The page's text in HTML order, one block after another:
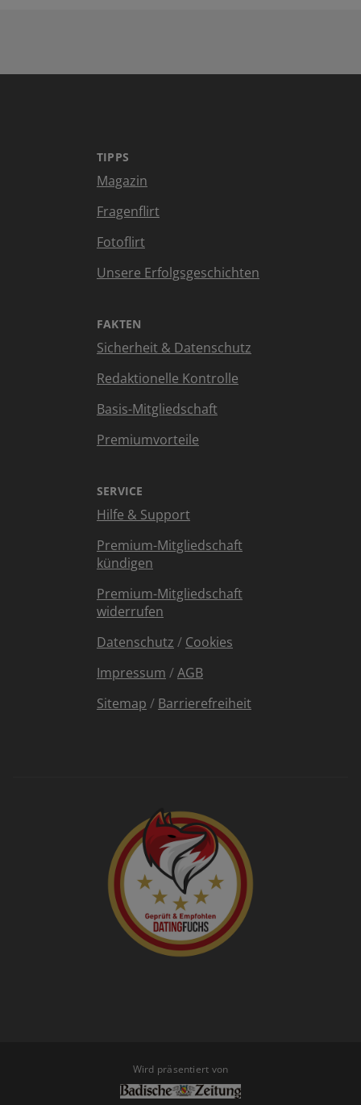
TIPPS
Magazin
Fragenflirt
Fotoflirt
Unsere Erfolgsgeschichten
FAKTEN
Sicherheit & Datenschutz
Redaktionelle Kontrolle
Basis-Mitgliedschaft
Premiumvorteile
SERVICE
Hilfe & Support
Premium-Mitgliedschaft
kündigen
Premium-Mitgliedschaft
widerrufen
Datenschutz / Cookies
Impressum /AGB
Sitemap / Barrierefreiheit
Wird präsentiert von